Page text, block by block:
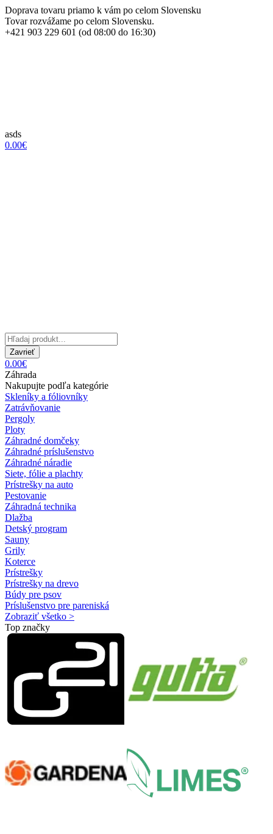
Doprava tovaru priamo k vám po celom Slovensku
Tovar rozvážame po celom Slovensku.
+421 903 229 601 (od 08:00 do 16:30)
asds
0.00€
Zavrieť
0.00€
Záhrada
Nakupujte podľa kategórie
Skleníky a fóliovníky
Zatrávňovanie
Pergoly
Ploty
Záhradné domčeky
Záhradné príslušenstvo
Záhradné náradie
Siete, fólie a plachty
Prístrešky na auto
Pestovanie
Záhradná technika
Dlažba
Detský program
Sauny
Grily
Koterce
Prístrešky
Prístrešky na drevo
Búdy pre psov
Príslušenstvo pre pareniská
Zobraziť všetko >
Top značky